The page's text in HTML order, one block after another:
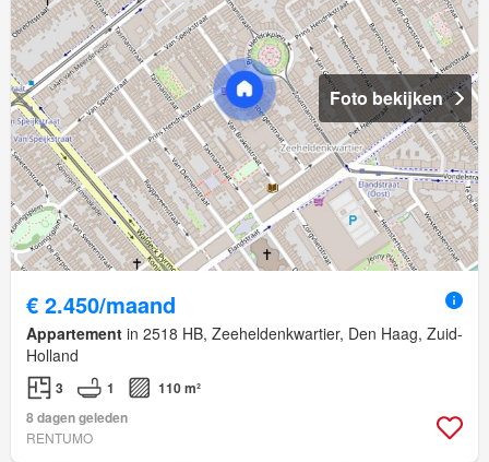
Foto bekijken
€ 2.450/maand
Appartement in 2518 HB, Zeeheldenkwartier, Den Haag, Zuid-
Holland
3 1
110 m²
8 dagen geleden
RENTUMO